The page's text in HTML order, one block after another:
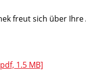
freut sich über
1.5 MB]